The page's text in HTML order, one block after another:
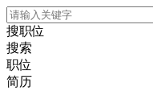
搜职位
搜索
职位
简历